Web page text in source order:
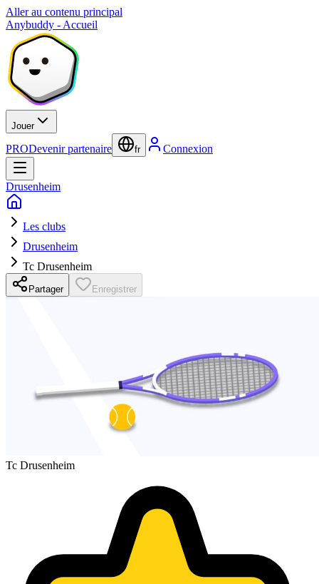
Aller au contenu principal
Anybuddy - Accueil
Jouer
PRODevenir partenaire fr Connexion
Drusenheim
Les clubs
Drusenheim
Tc Drusenheim
Partager Enregistrer
Tc Drusenheim